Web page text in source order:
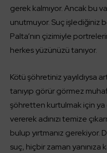
gerek kalmıyor. Ancak bu
unutmuyor. Suç işlediğiniz
Palta’nın çizimiyle
herkes yüzünüzü tanıyor.
Kötü şöhretiniz yayıldıysa
tanıyıp görür görmez
şöhretten kurtulmak için ya
vererek adınızı temize
bulup yırtmanız gerekiyor.
suç, hiçbir zaman yanınıza